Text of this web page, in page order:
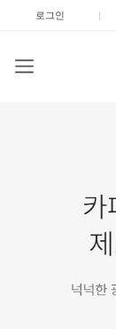
로그인 |